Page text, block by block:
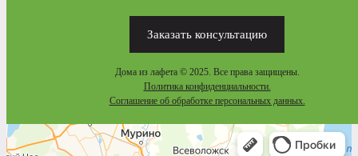
Заказать консультацию
Дома из лафета © 2025. Все права защищены.
Политика конфиденциальности.
Соглашение об обработке персональных данных.